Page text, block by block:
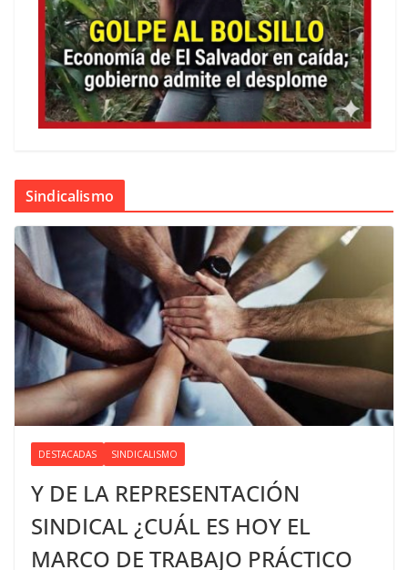
Sindicalismo
DESTACADAS SINDICALISMO
Y DE LA REPRESENTACIÓN
SINDICAL ¿CUÁL ES HOY EL
MARCO DE TRABAJO PRÁCTICO